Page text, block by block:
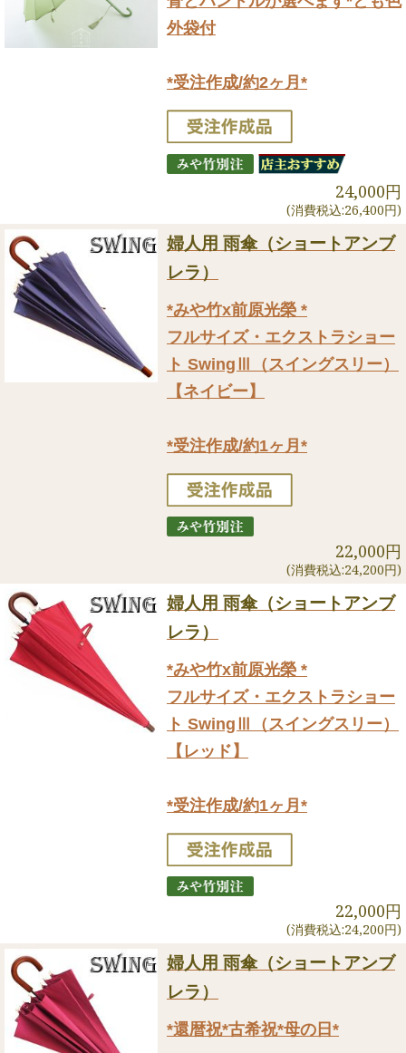
外袋付
*受注作成/約2ヶ月*
24,000円
(消費税込:26,400円)
婦人用 雨傘（ショートアンブ
レラ）
*みや竹x前原光榮 *
フルサイズ・エクストラショー
ト SwingⅢ（スイングスリー）
【ネイビー】
*受注作成/約1ヶ月*
22,000円
(消費税込:24,200円)
婦人用 雨傘（ショートアンブ
レラ）
*みや竹x前原光榮 *
フルサイズ・エクストラショー
ト SwingⅢ（スイングスリー）
【レッド】
*受注作成/約1ヶ月*
22,000円
(消費税込:24,200円)
婦人用 雨傘（ショートアンブ
レラ）
*還暦祝*古希祝*母の日*